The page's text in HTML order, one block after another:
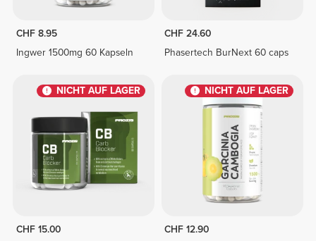
CHF 8.95
Ingwer 1500mg 60 Kapseln
CHF 24.60
Phasertech BurNext 60 caps
NICHT AUF LAGER
CHF 15.00
NICHT AUF LAGER
CHF 12.90